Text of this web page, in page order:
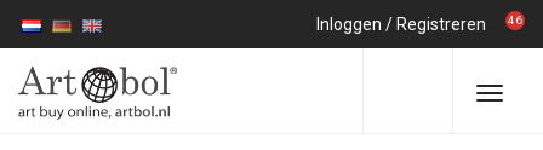
Inloggen / Registreren 46